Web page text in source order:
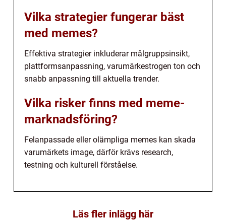
Vilka strategier fungerar bäst
med memes?
Effektiva strategier inkluderar målgruppsinsikt,
plattformsanpassning, varumärkestrogen ton och
snabb anpassning till aktuella trender.
Vilka risker finns med meme-
marknadsföring?
Felanpassade eller olämpliga memes kan skada
varumärkets image, därför krävs research,
testning och kulturell förståelse.
Läs fler inlägg här